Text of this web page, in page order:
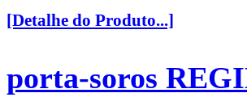
[Detalhe do Produto...]
porta-soros